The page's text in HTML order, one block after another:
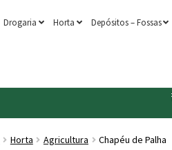
Drogaria Horta Depósitos – Fossas
Horta Agricultura Chapéu de Palha